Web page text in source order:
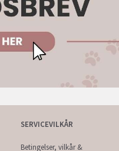
SERVICEVILKÅR
Betingelser, vilkår &